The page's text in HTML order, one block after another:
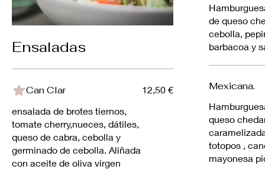
Ensaladas
Can Clar
ensalada de brotes tiernos,
tomate cherry,nueces, dátiles,
queso de cabra, cebolla y
germinado de cebolla. Aliñada
con aceite de oliva virgen
12,50 €
de queso
cebolla,
barbacoa y
Mexicana.
queso
totopos ,
mayonesa